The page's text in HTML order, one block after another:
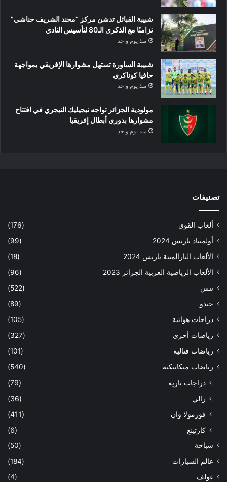
شبيبة القبائل تدشن مركز “محند الشريف حناشي”
تزامنًا مع الذكرى الـ80 لتأسيس النادي
منذ يوم واحد
شبيبة الساورة تستهل مشوارها الإفريقي بمواجهة
حافيا كوناكري
منذ يوم واحد
مولودية الجزائر تواجه نيجيليك النيجري في افتتاح
مشوارها بدوري أبطال إفريقيا
منذ يوم واحد
تصنيفات
ألعاب القوى
(176)
أولمبياد باريس 2024
(99)
الألعاب البارالمبية باريس 2024
(18)
الألعاب الرياضية العربية الجزائر 2023
(96)
تنس
(522)
جيدو
(89)
دراجات هوائية
(105)
رياضات أخرى
(327)
رياضات قتالية
(101)
رياضات ميكانيكية
(540)
دراجات نارية
(79)
رالي
(36)
فورمولا وان
(411)
كارتينغ
(6)
سباحة
(50)
عالم السيارات
(184)
غولف
(4)